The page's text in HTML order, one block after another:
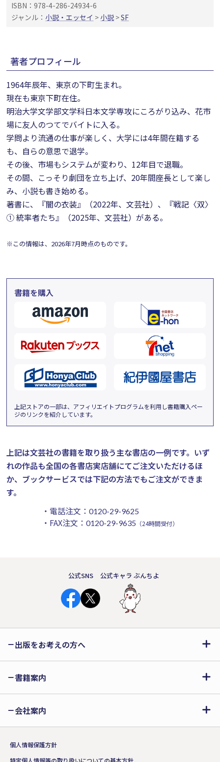
ISBN：978-4-286-24934-6
ジャンル： 小説・エッセイ > 小説 >SF
著者プロフィール
1964年辰年、東京の下町生まれ。
現在も東京下町在住。
明治大学文学部文学科日本文学専攻にころがり込み、花市
場に友人のつてでバイトに入る。
学問より流通の仕事が楽しく、大学には4年間在籍する
も、自らの意思で退学。
その後、市場もシステムが変わり、12年目で退職。
その間、こっそり劇団を立ち上げ、20年間座長として楽し
み、小説も書き始める。
著書に、『闇の衣装』（2022年、文芸社）、『戦記〈双〉
① 統率者たち』（2025年、文芸社）がある。
※この情報は、2026年7月時点のものです。
書籍を購入
上記ストアの一部は、アフィリエイトプログラムを利用し書籍購入ペー
ジのリンクを紹介しています。
上記は文芸社の書籍を取り扱う主な書店の一例です。 いず
れの作品も全国の各書店実店舗にてご注文いただけるほ
か、ブックサービスでは下記の方法でもご注文ができま
す。
・電話注文： 0120-29-9625
・FAX注文： 0120-29-9635 （24時間受付）
公式SNS 公式キャラ ぶんちよ
出版をお考えの方へ
書籍案内
会社案内
個人情報保護方針
特定個人情報等の取り扱いについての基本方針